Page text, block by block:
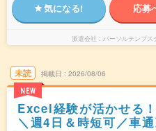
気になる! 応募
派遣会社 パーソルテンプ
未読
NEW
掲載日 2026/08/06
Excel経験が活かせる
＼週4日＆時短可／車通